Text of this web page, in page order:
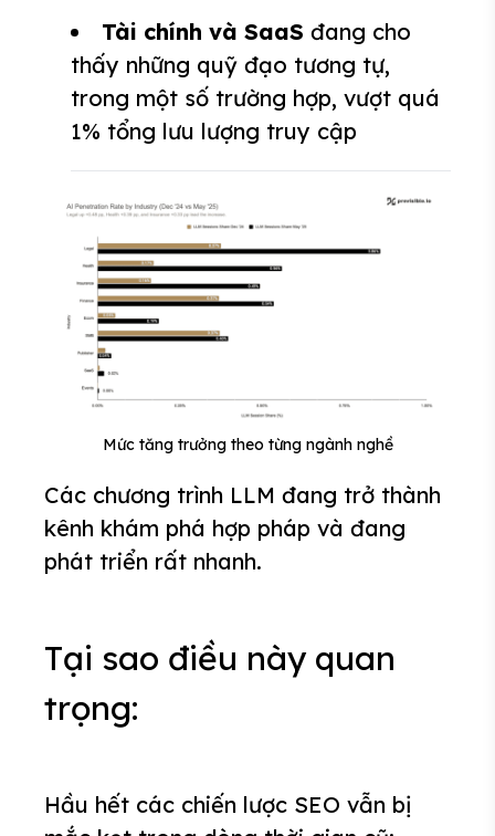
Tài chính và SaaS đang cho
thấy những quỹ đạo tương tự,
trong một số trường hợp, vượt quá
1% tổng lưu lượng truy cập
Mức tăng trưởng theo từng ngành nghề
Các chương trình LLM đang trở thành
kênh khám phá hợp pháp và đang
phát triển rất nhanh.
Tại sao điều này quan
trọng:
Hầu hết các chiến lược SEO vẫn bị